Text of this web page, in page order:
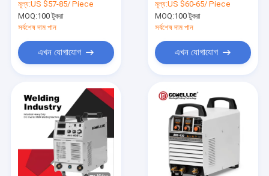
আর্ক ওয়েল্ডার
মূল্য:US $57-85/ Piece
MOQ:100 টুকরা
সর্বশেষ দাম পান
এখন যোগাযোগ
সঙ্গে পোর্টেবল
মূল্য:US $60-65/ Piece
MOQ:100 টুকরা
সর্বশেষ দাম পান
এখন যোগাযোগ